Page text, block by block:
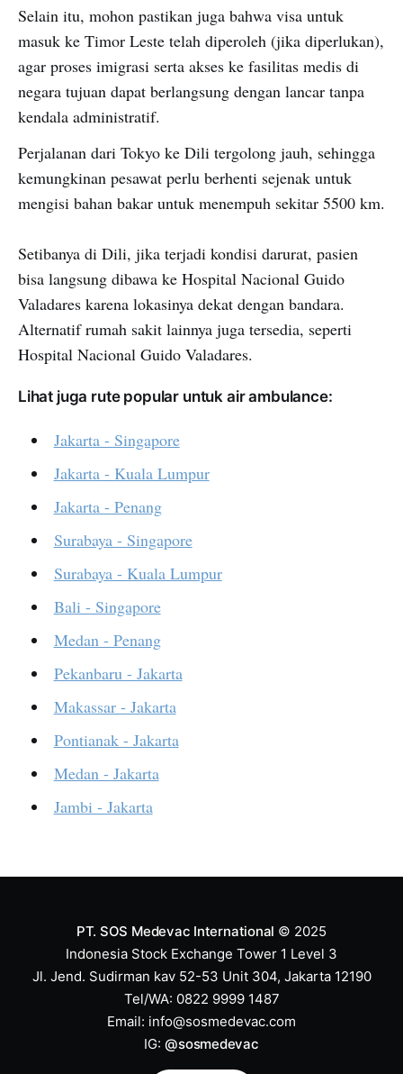
Selain itu, mohon pastikan juga bahwa visa untuk
masuk ke Timor Leste telah diperoleh (jika diperlukan),
agar proses imigrasi serta akses ke fasilitas medis di
negara tujuan dapat berlangsung dengan lancar tanpa
kendala administratif.
Perjalanan dari Tokyo ke Dili tergolong jauh, sehingga
kemungkinan pesawat perlu berhenti sejenak untuk
mengisi bahan bakar untuk menempuh sekitar 5500 km.
Setibanya di Dili, jika terjadi kondisi darurat, pasien
bisa langsung dibawa ke Hospital Nacional Guido
Valadares karena lokasinya dekat dengan bandara.
Alternatif rumah sakit lainnya juga tersedia, seperti
Hospital Nacional Guido Valadares.
Lihat juga rute popular untuk air ambulance:
Jakarta - Singapore
Jakarta - Kuala Lumpur
Jakarta - Penang
Surabaya - Singapore
Surabaya - Kuala Lumpur
Bali - Singapore
Medan - Penang
Pekanbaru - Jakarta
Makassar - Jakarta
Pontianak - Jakarta
Medan - Jakarta
Jambi - Jakarta
PT. SOS Medevac International © 2025
Indonesia Stock Exchange Tower 1 Level 3
Jl. Jend. Sudirman kav 52-53 Unit 304, Jakarta 12190
Tel/WA: 0822 9999 1487
Email: info@sosmedevac.com
IG:@sosmedevac